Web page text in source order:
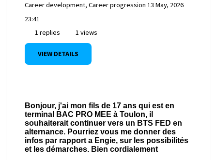
Career development, Career progression 13 May, 2026
23:41
1 replies
1 views
VIEW DETAILS
Bonjour, j'ai mon fils de 17 ans qui est en
terminal BAC PRO MEE à Toulon, il
souhaiterait continuer vers un BTS FED en
alternance. Pourriez vous me donner des
infos par rapport a Engie, sur les possibilités
et les démarches. Bien cordialement